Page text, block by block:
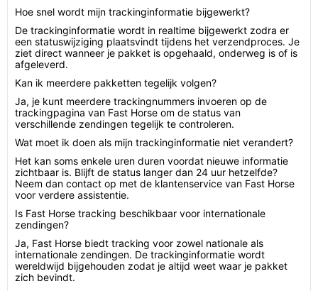
Hoe snel wordt mijn trackinginformatie bijgewerkt?
De trackinginformatie wordt in realtime bijgewerkt zodra er
een statuswijziging plaatsvindt tijdens het verzendproces. Je
ziet direct wanneer je pakket is opgehaald, onderweg is of is
afgeleverd.
Kan ik meerdere pakketten tegelijk volgen?
Ja, je kunt meerdere trackingnummers invoeren op de
trackingpagina van Fast Horse om de status van
verschillende zendingen tegelijk te controleren.
Wat moet ik doen als mijn trackinginformatie niet verandert?
Het kan soms enkele uren duren voordat nieuwe informatie
zichtbaar is. Blijft de status langer dan 24 uur hetzelfde?
Neem dan contact op met de klantenservice van Fast Horse
voor verdere assistentie.
Is Fast Horse tracking beschikbaar voor internationale
zendingen?
Ja, Fast Horse biedt tracking voor zowel nationale als
internationale zendingen. De trackinginformatie wordt
wereldwijd bijgehouden zodat je altijd weet waar je pakket
zich bevindt.